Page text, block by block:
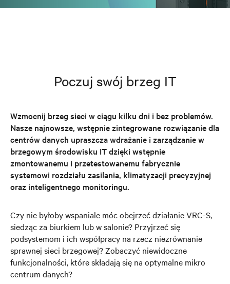
Poczuj swój brzeg IT
Wzmocnij brzeg sieci w ciągu kilku dni i bez problemów.
Nasze najnowsze, wstępnie zintegrowane rozwiązanie dla
centrów danych upraszcza wdrażanie i zarządzanie w
brzegowym środowisku IT dzięki wstępnie
zmontowanemu i przetestowanemu fabrycznie
systemowi rozdziału zasilania, klimatyzacji precyzyjnej
oraz inteligentnego monitoringu.
Czy nie byłoby wspaniale móc obejrzeć działanie VRC-S,
siedząc za biurkiem lub w salonie? Przyjrzeć się
podsystemom i ich współpracy na rzecz niezrównanie
sprawnej sieci brzegowej? Zobaczyć niewidoczne
funkcjonalności, które składają się na optymalne mikro
centrum danych?